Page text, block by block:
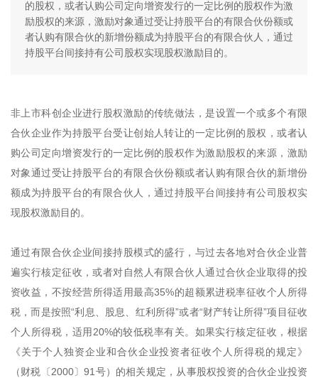
的股权，或者认购公司定向增资发行的一定比例的股权作为激
励股权的来源，激励对象通过受让持股平台的有限合伙份额或
者认购有限合伙的新增份额成为持股平台的有限合伙人，通过
持股平台间接持有公司股权实现股权激励目的。
非上市科创企业进行股权激励的传统做法，是设置一个或多个有限
合伙企业作为持股平台受让创始人转让的一定比例的股权，或者认
购公司定向增资发行的一定比例的股权作为激励股权的来源，激励
对象通过受让持股平台的有限合伙份额或者认购有限合伙的新增份
额成为持股平台的有限合伙人，通过持股平台间接持有公司股权实
现股权激励目的。
通过有限合伙企业间接持股模式的盛行，与过去各地对合伙企业普
遍实行核定征收，或者对自然人有限合伙人通过合伙企业取得的投
资收益，不按经营所得适用最高35%的超额累进税率征收个人所得
税，而是按照“利息、股息、红利所得”或者“财产转让所得”项目征收
个人所得税，适用20%的较低税率有关。如果实行核定征收，根据
《关于个人独资企业和合伙企业投资者征收个人所得税的规定》
（财税〔2000〕91号）的相关规定，从事股权投资的合伙企业投资